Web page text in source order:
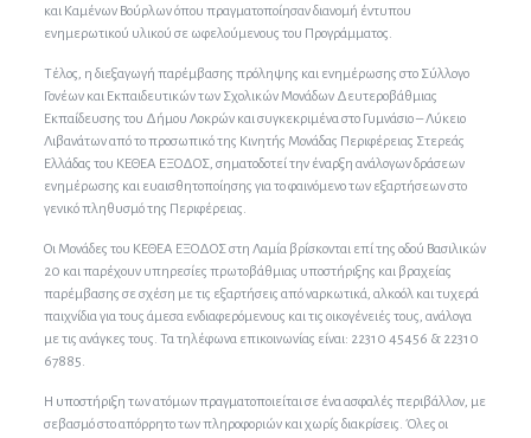
και Καμένων Βούρλων όπου πραγματοποίησαν διανομή έντυπου
ενημερωτικού υλικού σε ωφελούμενους του Προγράμματος.
Τέλος, η διεξαγωγή παρέμβασης πρόληψης και ενημέρωσης στο Σύλλογο
Γονέων και Εκπαιδευτικών των Σχολικών Μονάδων Δευτεροβάθμιας
Εκπαίδευσης του Δήμου Λοκρών και συγκεκριμένα στο Γυμνάσιο – Λύκειο
Λιβανάτων από το προσωπικό της Κινητής Μονάδας Περιφέρειας Στερεάς
Ελλάδας του ΚΕΘΕΑ ΕΞΟΔΟΣ, σηματοδοτεί την έναρξη ανάλογων δράσεων
ενημέρωσης και ευαισθητοποίησης για το φαινόμενο των εξαρτήσεων στο
γενικό πληθυσμό της Περιφέρειας.
Οι Μονάδες του ΚΕΘΕΑ ΕΞΟΔΟΣ στη Λαμία βρίσκονται επί της οδού Βασιλικών
20 και παρέχουν υπηρεσίες πρωτοβάθμιας υποστήριξης και βραχείας
παρέμβασης σε σχέση με τις εξαρτήσεις από ναρκωτικά, αλκοόλ και τυχερά
παιχνίδια για τους άμεσα ενδιαφερόμενους και τις οικογένειές τους, ανάλογα
με τις ανάγκες τους. Τα τηλέφωνα επικοινωνίας είναι: 22310 45456 & 22310
67885.
Η υποστήριξη των ατόμων πραγματοποιείται σε ένα ασφαλές περιβάλλον, με
σεβασμό στο απόρρητο των πληροφοριών και χωρίς διακρίσεις. Όλες οι